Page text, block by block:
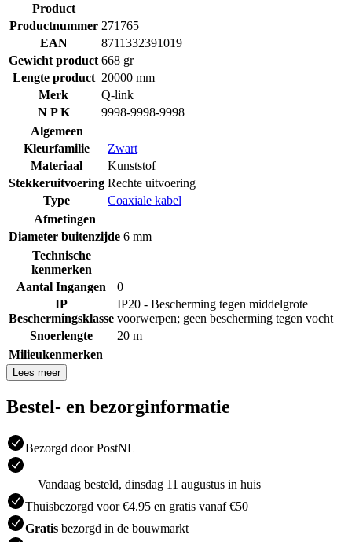
Product
Productnummer 271765
EAN
8711332391019
Gewicht product 668 gr
Lengte product 20000 mm
Merk
Q-link
N P K
9998-9998-9998
Algemeen
Kleurfamilie
Zwart
Materiaal
Kunststof
Stekkeruitvoering Rechte uitvoering
Type
Coaxiale kabel
Afmetingen
Diameter buitenzijde 6 mm
Technische
kenmerken
Aantal Ingangen
0
IP
Beschermingsklasse
IP20 - Bescherming tegen middelgrote
voorwerpen; geen bescherming tegen vocht
Snoerlengte
20 m
Milieukenmerken
Lees meer
Bestel- en bezorginformatie
Bezorgd door PostNL
Vandaag besteld, dinsdag 11 augustus in huis
Thuisbezorgd voor €4.95 en gratis vanaf €50
Gratis bezorgd in de bouwmarkt